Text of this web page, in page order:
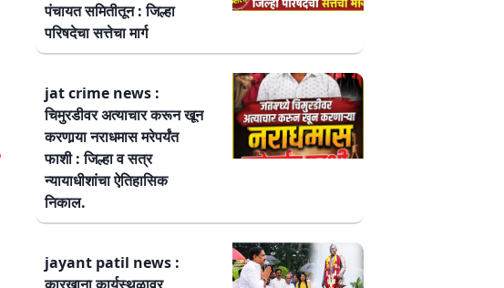
पंचायत समितीतून : जिल्हा
परिषदेचा सत्तेचा मार्ग
jat crime news :
चिमुरडीवर अत्याचार करून खून
करणार्‍या नराधमास मरेपर्यंत
फाशी : जिल्हा व सत्र
न्यायाधीशांचा ऐतिहासिक
निकाल.
jayant patil news :